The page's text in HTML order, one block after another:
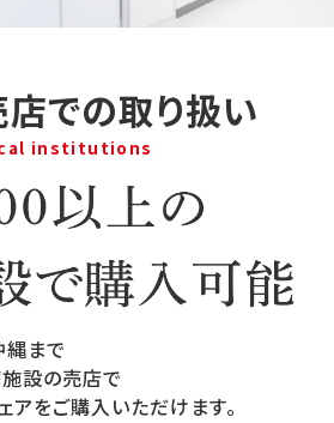
での取り扱い
institutions
まで
設の売店で
アをご購入いただけます。